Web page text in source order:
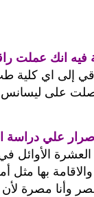
انك عملت
إلى اي كلية
على ليسانس
علي
الأوائل في
بها مثل
وأنا مصرة